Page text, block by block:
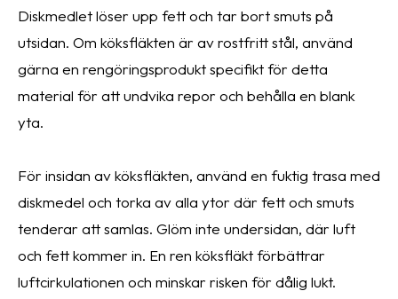
Diskmedlet löser upp fett och tar bort smuts på
utsidan. Om köksfläkten är av rostfritt stål, använd
gärna en rengöringsprodukt specifikt för detta
material för att undvika repor och behålla en blank
yta.
För insidan av köksfläkten, använd en fuktig trasa med
diskmedel och torka av alla ytor där fett och smuts
tenderar att samlas. Glöm inte undersidan, där luft
och fett kommer in. En ren köksfläkt förbättrar
luftcirkulationen och minskar risken för dålig lukt.